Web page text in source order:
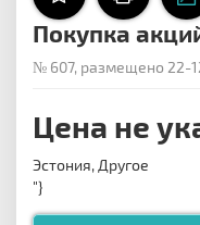
Покупка
№ 607, размещено 22-
Цена не
Эстония, Другое
"}